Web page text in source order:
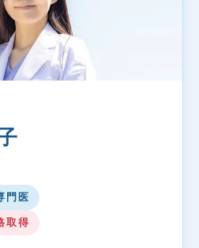
門医
取得